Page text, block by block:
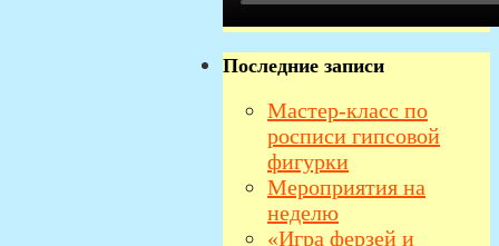
Последние записи
Мастер-класс по
росписи гипсовой
фигурки
Мероприятия на
неделю
«Игра ферзей и